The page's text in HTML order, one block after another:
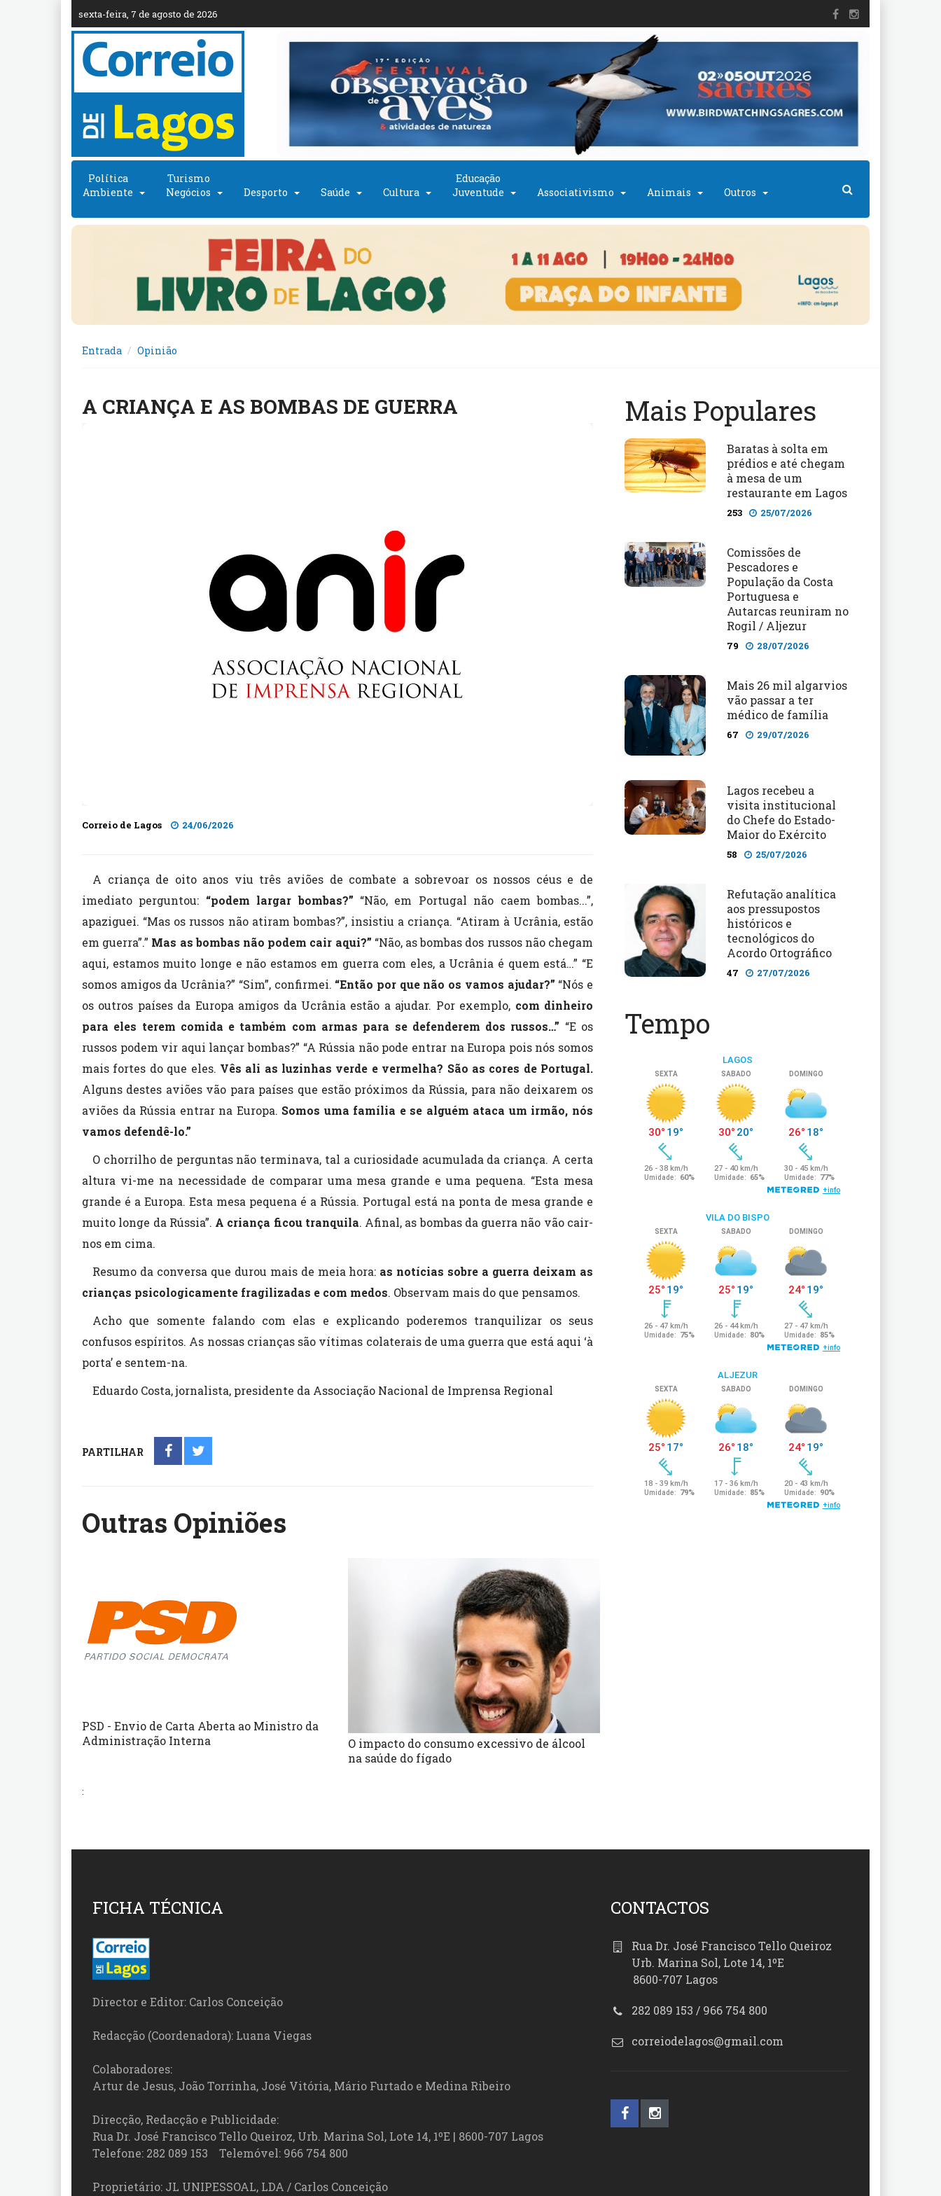
sexta-feira, 7 de agosto de 2026
Política
Ambiente
Turismo
Negócios
Desporto Saúde Cultura
Educação
Juventude
Associativismo Animais Outros
Entrada Opinião
A CRIANÇA E AS BOMBAS DE GUERRA
Correio de Lagos 24/06/2026
A criança de oito anos viu três aviões de combate a sobrevoar os nossos céus e de
imediato perguntou: “podem largar bombas?” “Não, em Portugal não caem bombas...”,
apaziguei. “Mas os russos não atiram bombas?”, insistiu a criança. “Atiram à Ucrânia, estão
em guerra”.” Mas as bombas não podem cair aqui?” “Não, as bombas dos russos não chegam
aqui, estamos muito longe e não estamos em guerra com eles, a Ucrânia é quem está…” “E
somos amigos da Ucrânia?” “Sim”, confirmei. “Então por que não os vamos ajudar?” “Nós e
os outros países da Europa amigos da Ucrânia estão a ajudar. Por exemplo, com dinheiro
para eles terem comida e também com armas para se defenderem dos russos…” “E os
russos podem vir aqui lançar bombas?” “A Rússia não pode entrar na Europa pois nós somos
mais fortes do que eles. Vês ali as luzinhas verde e vermelha? São as cores de Portugal.
Alguns destes aviões vão para países que estão próximos da Rússia, para não deixarem os
aviões da Rússia entrar na Europa. Somos uma família e se alguém ataca um irmão, nós
vamos defendê-lo.”
O chorrilho de perguntas não terminava, tal a curiosidade acumulada da criança. A certa
altura vi-me na necessidade de comparar uma mesa grande e uma pequena. “Esta mesa
grande é a Europa. Esta mesa pequena é a Rússia. Portugal está na ponta de mesa grande e
muito longe da Rússia”. A criança ficou tranquila. Afinal, as bombas da guerra não vão cair-
nos em cima.
Resumo da conversa que durou mais de meia hora: as notícias sobre a guerra deixam as
crianças psicologicamente fragilizadas e com medos. Observam mais do que pensamos.
Acho que somente falando com elas e explicando poderemos tranquilizar os seus
confusos espíritos. As nossas crianças são vítimas colaterais de uma guerra que está aqui ‘à
porta’ e sentem-na.
Eduardo Costa, jornalista, presidente da Associação Nacional de Imprensa Regional
PARTILHAR
Outras Opiniões
PSD - Envio de Carta Aberta ao Ministro da
Administração Interna
O impacto do consumo excessivo de álcool
na saúde do fígado
:
Mais Populares
Baratas à solta em
prédios e até chegam
à mesa de um
restaurante em Lagos
253 25/07/2026
Comissões de
Pescadores e
População da Costa
Portuguesa e
Autarcas reuniram no
Rogil / Aljezur
79 28/07/2026
Mais 26 mil algarvios
vão passar a ter
médico de família
67 29/07/2026
Lagos recebeu a
visita institucional
do Chefe do Estado-
Maior do Exército
58 25/07/2026
Refutação analítica
aos pressupostos
históricos e
tecnológicos do
Acordo Ortográfico
47 27/07/2026
Tempo
FICHA TÉCNICA
Director e Editor: Carlos Conceição
Redacção (Coordenadora): Luana Viegas
Colaboradores:
Artur de Jesus, João Torrinha, José Vitória, Mário Furtado e Medina Ribeiro
Direcção, Redacção e Publicidade:
Rua Dr. José Francisco Tello Queiroz, Urb. Marina Sol, Lote 14, 1ºE | 8600-707 Lagos
Telefone: 282 089 153 Telemóvel: 966 754 800
Proprietário: JL UNIPESSOAL, LDA / Carlos Conceição
CONTACTOS
Rua Dr. José Francisco Tello Queiroz
Urb. Marina Sol, Lote 14, 1ºE
8600-707 Lagos
282 089 153 / 966 754 800
correiodelagos@gmail.com